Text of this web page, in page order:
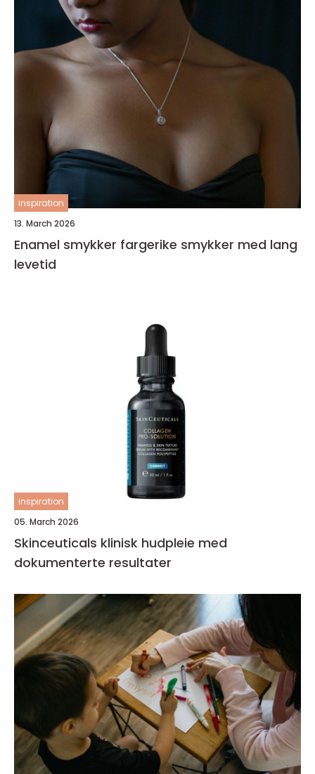
inspiration
13. March 2026
Enamel smykker fargerike smykker med lang
levetid
inspiration
05. March 2026
Skinceuticals klinisk hudpleie med
dokumenterte resultater